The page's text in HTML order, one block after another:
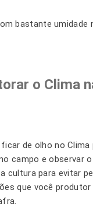
bastante umidade
o Clima
de olho no Clima
campo e observar o
cultura para evitar
que você produtor